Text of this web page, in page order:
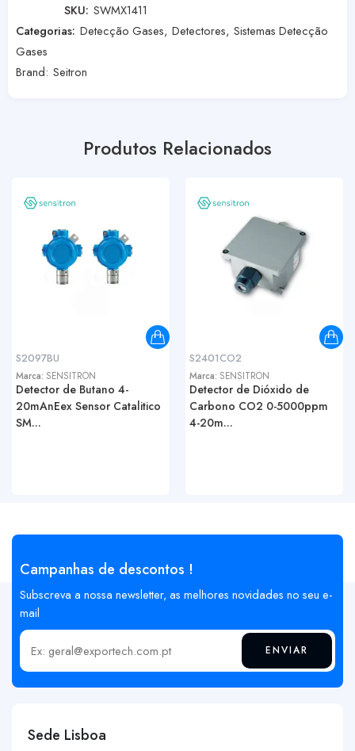
SKU: SWMX1411
Categorias: Detecção Gases, Detectores, Sistemas Detecção
Gases
Brand: Seitron
Produtos Relacionados
S2097BU
Marca: SENSITRON
Detector de Butano 4-
20mAnEex Sensor Catalitico
SM...
S2401CO2
Marca: SENSITRON
Detector de Dióxido de
Carbono CO2 0-5000ppm
4-20m...
Campanhas de descontos !
Subscreva a nossa newsletter, as melhores novidades no seu e-
mail
Insira o seu email ENVIAR
Sede Lisboa